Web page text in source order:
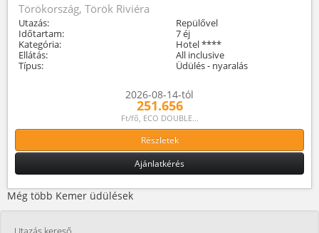
Törökország, Török Riviéra
Utazás:
Repülővel
Időtartam:
7 éj
Kategória:
Hotel ****
Ellátás:
All inclusive
Típus:
Üdülés - nyaralás
2026-08-14-tól
251.656
Ft/fő, ECO DOUBLE...
Részletek
Ajánlatkérés
Még több Kemer üdülések